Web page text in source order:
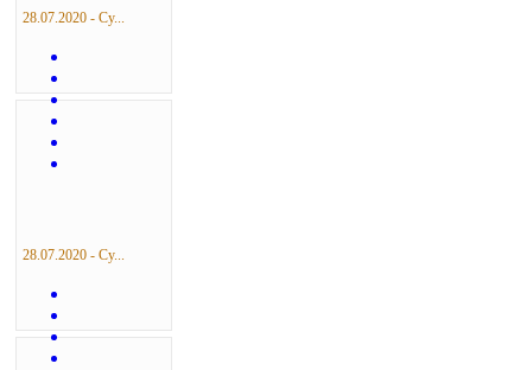
28.07.2020 - Су...
28.07.2020 - Су...